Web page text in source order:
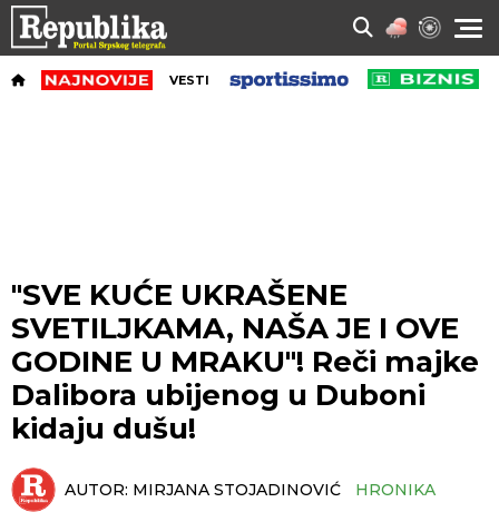
VESTI
"SVE KUĆE UKRAŠENE
SVETILJKAMA, NAŠA JE I OVE
GODINE U MRAKU"! Reči majke
Dalibora ubijenog u Duboni
kidaju dušu!
AUTOR: MIRJANA STOJADINOVIĆ HRONIKA